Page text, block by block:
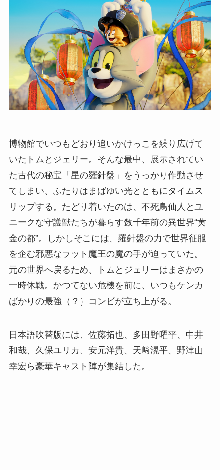
博物館でいつもどおり追いかけっこを繰り広げて
いたトムとジェリー。そんな最中、展示されてい
た古代の秘宝「星の羅針盤」をうっかり作動させ
てしまい、ふたりはまばゆい光とともにタイムス
リップする。たどり着いたのは、不死鳥仙人とユ
ニークな守護獣たちが暮らす数千年前の異世界“黄
金の都”。しかしそこには、羅針盤の力で世界征服
を企む邪悪なラット魔王の魔の手が迫っていた。
元の世界へ戻るため、トムとジェリーはまさかの
一時休戦。かつてない危機を前に、いつもケンカ
ばかりの最強（？）コンビが立ち上がる。
日本語吹替版には、佐藤拓也、多田野曜平、中井
和哉、久保ユリカ、安元洋貴、天﨑滉平、野津山
幸宏ら豪華キャスト陣が集結した。